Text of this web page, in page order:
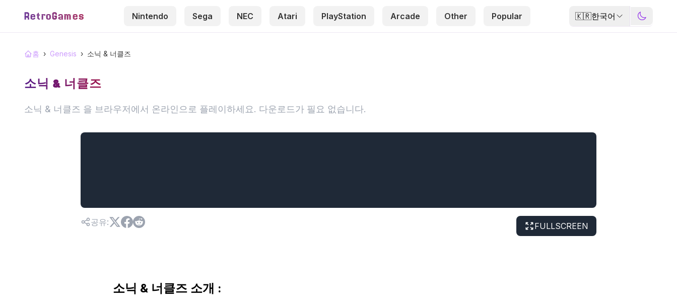
RetroGames Nintendo Sega NEC Atari PlayStation Arcade Other Popular 🇰🇷한국어
홈 › Genesis › 소닉 & 너클즈
소닉 & 너클즈
소닉 & 너클즈 을 브라우저에서 온라인으로 플레이하세요. 다운로드가 필요 없습니다.
공유: FULLSCREEN
소닉 & 너클즈 소개 :